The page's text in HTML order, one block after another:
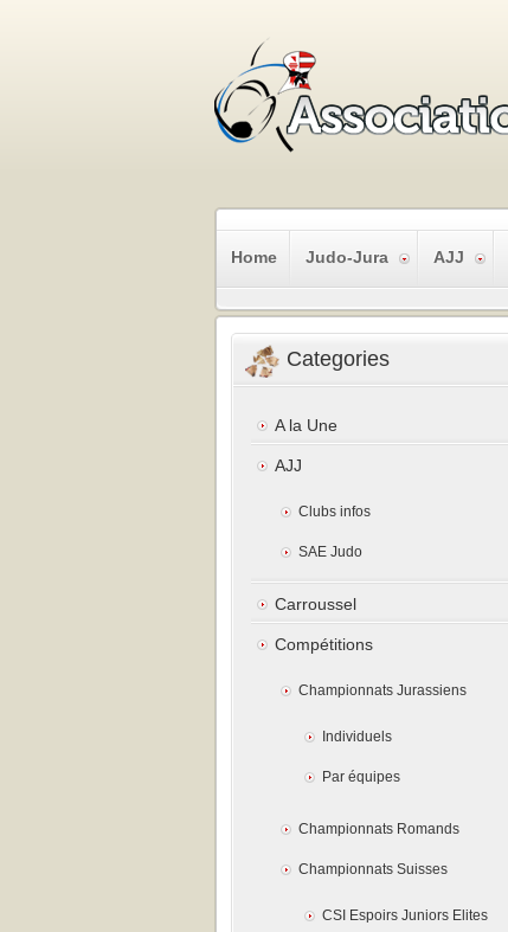
Home Judo-Jura AJJ
Categories
A la Une
AJJ
Clubs infos
SAE Judo
Carroussel
Compétitions
Championnats Jurassiens
Individuels
Par équipes
Championnats Romands
Championnats Suisses
CSI Espoirs Juniors Elites